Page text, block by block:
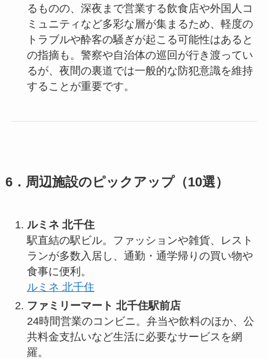
るものの、深夜まで営業する飲食店や外国人コ
ミュニティなど多彩な層が集まるため、軽度の
トラブルや酔客の騒ぎが起こる可能性はあると
の指摘も。警察や自治体の巡回が行き渡ってい
るが、夜間の裏道では一般的な防犯意識を維持
することが重要です。
6．周辺施設のピックアップ（10選）
ルミネ 北千住
駅直結の駅ビル。ファッションや雑貨、レスト
ランが多数入居し、通勤・通学帰りの買い物や
食事に便利。
ルミネ 北千住
ファミリーマート 北千住駅前店
24時間営業のコンビニ。弁当や飲料のほか、公
共料金支払いなど生活に必要なサービスを網
羅。